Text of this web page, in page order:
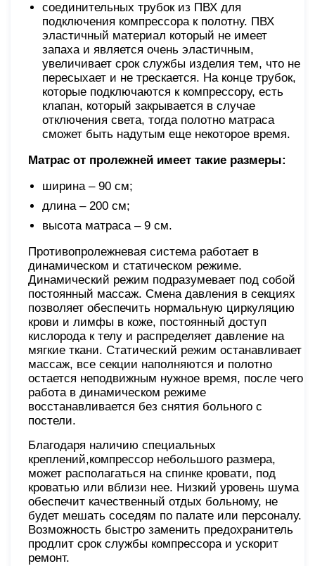
соединительных трубок из ПВХ для
подключения компрессора к полотну. ПВХ
эластичный материал который не имеет
запаха и является очень эластичным,
увеличивает срок службы изделия тем, что не
пересыхает и не трескается. На конце трубок,
которые подключаются к компрессору, есть
клапан, который закрывается в случае
отключения света, тогда полотно матраса
сможет быть надутым еще некоторое время.
Матрас от пролежней имеет такие размеры:
ширина – 90 см;
длина – 200 см;
высота матраса – 9 см.
Противопролежневая система работает в
динамическом и статическом режиме.
Динамический режим подразумевает под собой
постоянный массаж. Смена давления в секциях
позволяет обеспечить нормальную циркуляцию
крови и лимфы в коже, постоянный доступ
кислорода к телу и распределяет давление на
мягкие ткани. Статический режим останавливает
массаж, все секции наполняются и полотно
остается неподвижным нужное время, после чего
работа в динамическом режиме
восстанавливается без снятия больного с
постели.
Благодаря наличию специальных
креплений,компрессор небольшого размера,
может располагаться на спинке кровати, под
кроватью или вблизи нее. Низкий уровень шума
обеспечит качественный отдых больному, не
будет мешать соседям по палате или персоналу.
Возможность быстро заменить предохранитель
продлит срок службы компрессора и ускорит
ремонт.